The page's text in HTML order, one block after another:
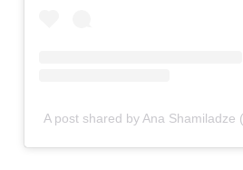
A post shared by Ana Shamiladze